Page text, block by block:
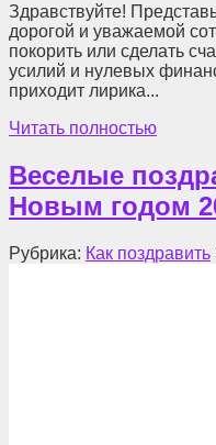
Здравствуйте!
дорогой и уважаемой
покорить или сделать
усилий и нулевых
приходит лирика...
Читать полностью
Веселые
Новым годом
Рубрика: Как поздравить